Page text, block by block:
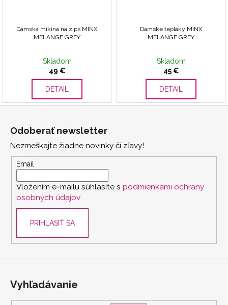
Dámska mikina na zips MINX
MELANGE GREY
Skladom
49 €
DETAIL
Dámske tepláky MINX
MELANGE GREY
Skladom
45 €
DETAIL
Odoberať newsletter
Nezmeškajte žiadne novinky či zľavy!
Email
Vložením e-mailu súhlasíte s podmienkami ochrany
osobných údajov
PRIHLÁSIŤ SA
Vyhľadávanie